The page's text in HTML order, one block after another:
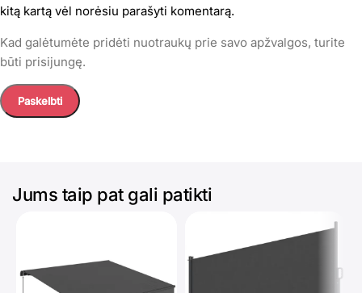
kitą kartą vėl norėsiu parašyti komentarą.
Kad galėtumėte pridėti nuotraukų prie savo apžvalgos, turite
būti prisijungę.
Jums taip pat gali patikti